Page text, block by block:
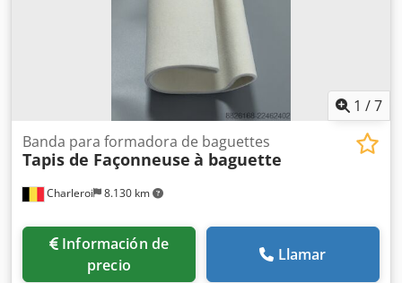
1 /7
Charleroi 8.130 km
Banda para formadora de baguettes
Tapis de Façonneuse à baguette
Información de
precio
Llamar